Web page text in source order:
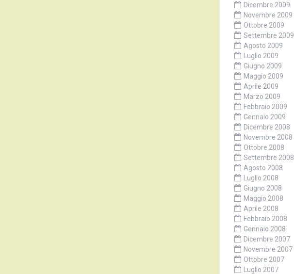
Dicembre 2009
Novembre 2009
Ottobre 2009
Settembre 2009
Agosto 2009
Luglio 2009
Giugno 2009
Maggio 2009
Aprile 2009
Marzo 2009
Febbraio 2009
Gennaio 2009
Dicembre 2008
Novembre 2008
Ottobre 2008
Settembre 2008
Agosto 2008
Luglio 2008
Giugno 2008
Maggio 2008
Aprile 2008
Febbraio 2008
Gennaio 2008
Dicembre 2007
Novembre 2007
Ottobre 2007
Luglio 2007